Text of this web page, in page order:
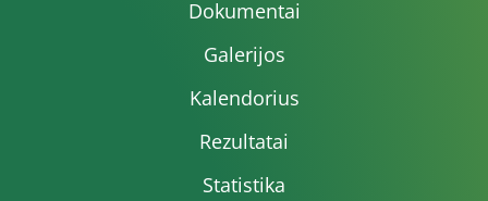
Dokumentai
Galerijos
Kalendorius
Rezultatai
Statistika